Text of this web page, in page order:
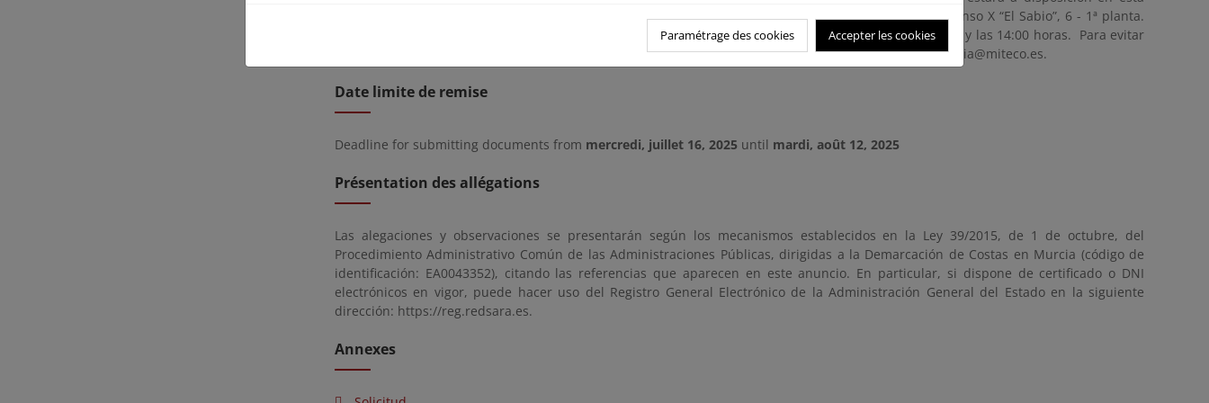
página, así como en las oficinas de esta Demarcación de Costas en Murcia (ubicadas en Gran Vía Alfonso X “El Sabio”, 6 - 1ª planta.
Edificio de Servicios Múltiples. 30008. Murcia), en días hábiles y en horario comprendido entre las 9:00 y las 14:00 horas. Para evitar
esperas innecesarias puede solicitar cita previa través de la dirección de correo electrónico bzn-dcmurcia@miteco.es.
Date limite de remise
Deadline for submitting documents from mercredi, juillet 16, 2025 until mardi, août 12, 2025
Présentation des allégations
Las alegaciones y observaciones se presentarán según los mecanismos establecidos en la Ley 39/2015, de 1 de octubre, del
Procedimiento Administrativo Común de las Administraciones Públicas, dirigidas a la Demarcación de Costas en Murcia (código de
identificación: EA0043352), citando las referencias que aparecen en este anuncio. En particular, si dispone de certificado o DNI
electrónicos en vigor, puede hacer uso del Registro General Electrónico de la Administración General del Estado en la siguiente
dirección: https://reg.redsara.es.
Annexes
Paramétrage des cookies Accepter les cookies